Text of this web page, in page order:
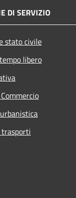
DI SERVIZIO
stato civile
libero